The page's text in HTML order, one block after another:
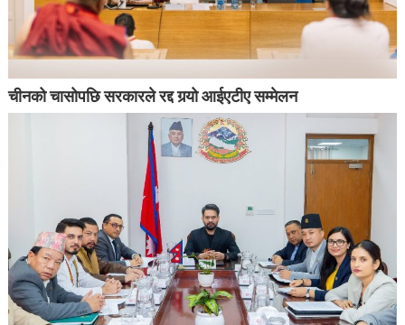
चीनको चासोपछि सरकारले रद्द गर्‍यो आईएटीए सम्मेलन